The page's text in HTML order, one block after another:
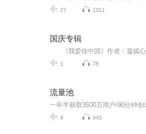
27 1311
国庆专辑
1 78
流量池
6 943